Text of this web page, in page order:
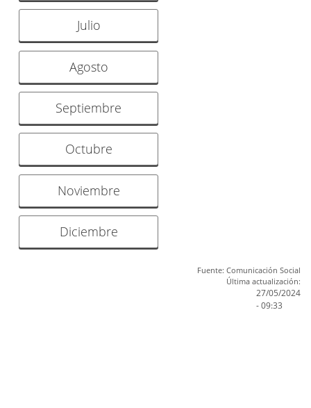
Julio
Agosto
Septiembre
Octubre
Noviembre
Diciembre
Fuente: Comunicación Social
Última actualización:
27/05/2024
- 09:33